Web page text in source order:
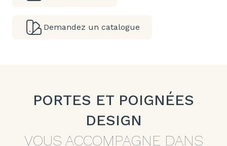
Demandez un catalogue
PORTES ET POIGNÉES
DESIGN
VOUS ACCOMPAGNE DANS